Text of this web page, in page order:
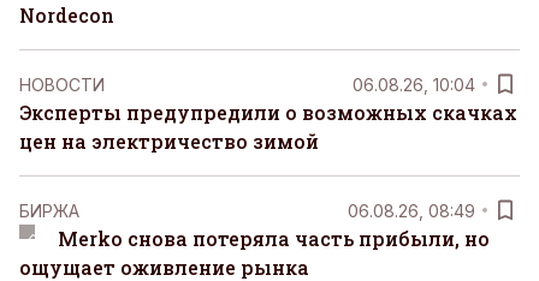
Nordecon
НОВОСТИ 06.08.26, 10:04
Эксперты предупредили о возможных скачках
цен на электричество зимой
БИРЖА 06.08.26, 08:49
Merko снова потеряла часть прибыли, но
ощущает оживление рынка